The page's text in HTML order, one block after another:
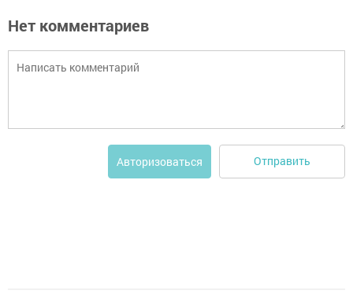
Нет комментариев
Авторизоваться Отправить